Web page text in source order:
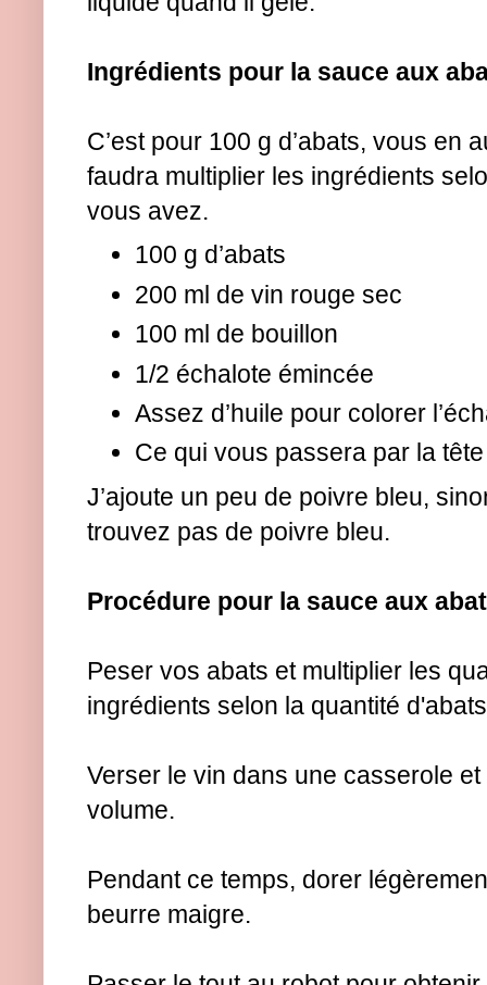
Ingrédients pour la sauce aux
C’est pour 100 g d’abats, vous en
faudra multiplier les ingrédients
vous avez.
100 g d’abats
200 ml de vin rouge sec
100 ml de bouillon
1/2 échalote émincée
Assez d’huile pour colorer
Ce qui vous passera par la
J’ajoute un peu de poivre bleu,
trouvez pas de poivre bleu.
Procédure pour la sauce aux
Peser vos abats et multiplier les
ingrédients selon la quantité
Verser le vin dans une casserole
volume.
Pendant ce temps, dorer
beurre maigre.